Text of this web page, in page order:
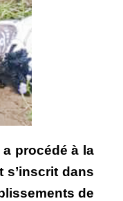
procédé à la
s’inscrit dans
de